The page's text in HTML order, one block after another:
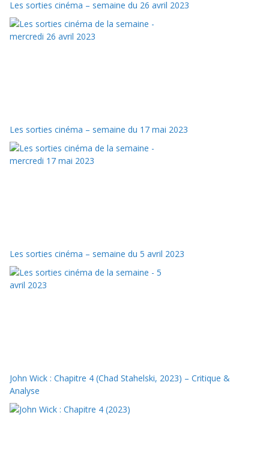
Les sorties cinéma – semaine du 26 avril 2023
Les sorties cinéma – semaine du 17 mai 2023
Les sorties cinéma – semaine du 5 avril 2023
John Wick : Chapitre 4 (Chad Stahelski, 2023) – Critique &
Analyse